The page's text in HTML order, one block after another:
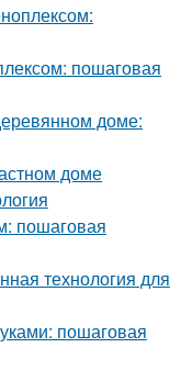
пошаговая
доме:
доме
пошаговая
технология для
пошаговая